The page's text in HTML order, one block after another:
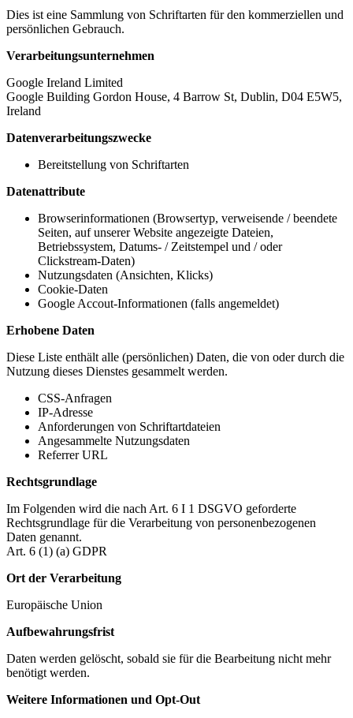
Dies ist eine Sammlung von Schriftarten für den kommerziellen und
persönlichen Gebrauch.
Verarbeitungsunternehmen
Google Ireland Limited
Google Building Gordon House, 4 Barrow St, Dublin, D04 E5W5,
Ireland
Datenverarbeitungszwecke
Bereitstellung von Schriftarten
Datenattribute
Browserinformationen (Browsertyp, verweisende / beendete
Seiten, auf unserer Website angezeigte Dateien,
Betriebssystem, Datums- / Zeitstempel und / oder
Clickstream-Daten)
Nutzungsdaten (Ansichten, Klicks)
Cookie-Daten
Google Accout-Informationen (falls angemeldet)
Erhobene Daten
Diese Liste enthält alle (persönlichen) Daten, die von oder durch die
Nutzung dieses Dienstes gesammelt werden.
CSS-Anfragen
IP-Adresse
Anforderungen von Schriftartdateien
Angesammelte Nutzungsdaten
Referrer URL
Rechtsgrundlage
Im Folgenden wird die nach Art. 6 I 1 DSGVO geforderte
Rechtsgrundlage für die Verarbeitung von personenbezogenen
Daten genannt.
Art. 6 (1) (a) GDPR
Ort der Verarbeitung
Europäische Union
Aufbewahrungsfrist
Daten werden gelöscht, sobald sie für die Bearbeitung nicht mehr
benötigt werden.
Weitere Informationen und Opt-Out